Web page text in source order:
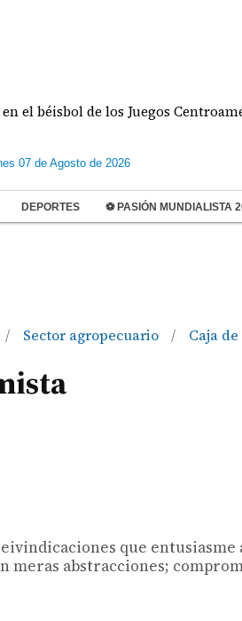
de los Juegos
07 de Agosto de 2026
DEPORTES ⚽ PASIÓN MUNDIALISTA
/ Sector agropecuario / Caja
que entusiasme
meras abstracciones;